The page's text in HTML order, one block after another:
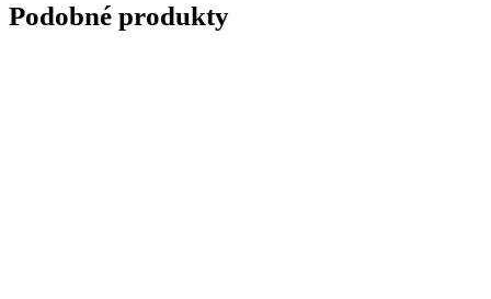
Podobné produkty